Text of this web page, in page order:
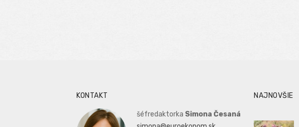
KONTAKT
šéfredaktorka Simona Česaná
NAJNOVŠIE